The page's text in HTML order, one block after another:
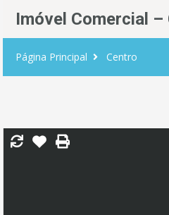
Imóvel Comercial –
Página Principal Centro